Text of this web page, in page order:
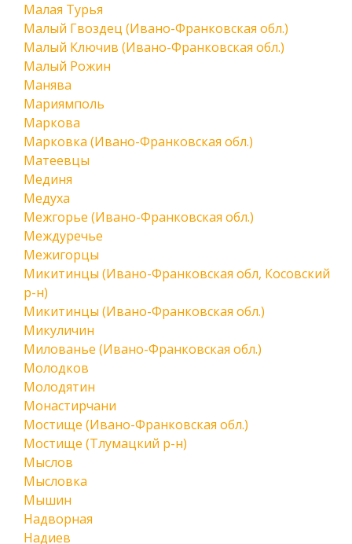
Малая Турья
Малый Гвоздец (Ивано-Франковская обл.)
Малый Ключив (Ивано-Франковская обл.)
Малый Рожин
Манява
Мариямполь
Маркова
Марковка (Ивано-Франковская обл.)
Матеевцы
Мединя
Медуха
Межгорье (Ивано-Франковская обл.)
Междуречье
Межигорцы
Микитинцы (Ивано-Франковская обл, Косовский
р-н)
Микитинцы (Ивано-Франковская обл.)
Микуличин
Милованье (Ивано-Франковская обл.)
Молодков
Молодятин
Монастирчани
Мостище (Ивано-Франковская обл.)
Мостище (Тлумацкий р-н)
Мыслов
Мысловка
Мышин
Надворная
Надиев